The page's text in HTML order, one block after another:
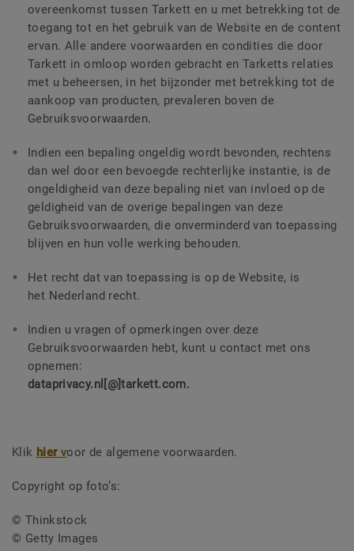
overeenkomst tussen Tarkett en u met betrekking tot de
toegang tot en het gebruik van de Website en de content
ervan. Alle andere voorwaarden en condities die door
Tarkett in omloop worden gebracht en Tarketts relaties
met u beheersen, in het bijzonder met betrekking tot de
aankoop van producten, prevaleren boven de
Gebruiksvoorwaarden.
Indien een bepaling ongeldig wordt bevonden, rechtens
dan wel door een bevoegde rechterlijke instantie, is de
ongeldigheid van deze bepaling niet van invloed op de
geldigheid van de overige bepalingen van deze
Gebruiksvoorwaarden, die onverminderd van toepassing
blijven en hun volle werking behouden.
Het recht dat van toepassing is op de Website, is
het Nederlandrecht.
Indien u vragen of opmerkingen over deze
Gebruiksvoorwaarden hebt, kunt u contact met ons
opnemen:
dataprivacy.nl[@]tarkett.com.
Klik hier voor de algemene voorwaarden.
Copyright op foto’s:
© Thinkstock
© Getty Images